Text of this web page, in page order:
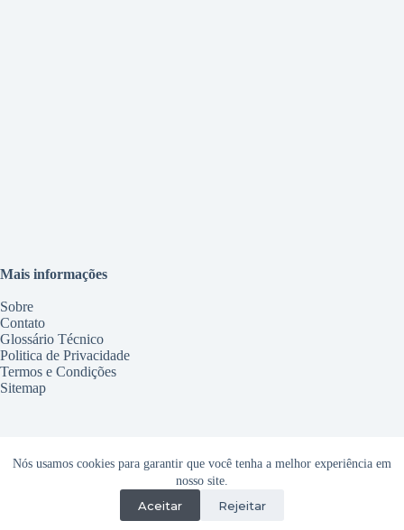
Nós usamos cookies para garantir que você tenha a melhor experiência em
nosso site.
Aceitar Rejeitar
Mais informações
Sobre
Contato
Glossário Técnico
Politica de Privacidade
Termos e Condições
Sitemap
Conserto Micro-ondas Maringá